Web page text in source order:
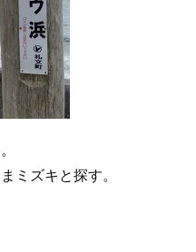
ミズキと探す。